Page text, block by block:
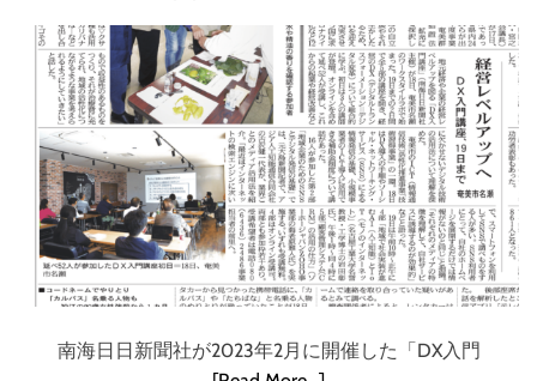
南海日日新聞社が2023年2月に開催した「DX入門